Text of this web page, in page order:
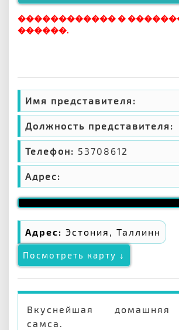
������������ � �������
������.
Имя представителя:
Должность представителя:
Телефон: 53708612
Адрес:
Адрес: Эстония, Таллинн
Посмотреть карту ↓
Вкуснейшая домашняя
самса.